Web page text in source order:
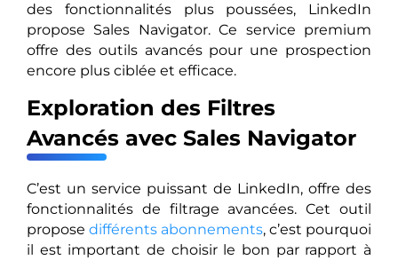
des fonctionnalités plus poussées, LinkedIn
propose Sales Navigator. Ce service premium
offre des outils avancés pour une prospection
encore plus ciblée et efficace.
Exploration des Filtres
Avancés avec Sales Navigator
C’est un service puissant de LinkedIn, offre des
fonctionnalités de filtrage avancées. Cet outil
propose différents abonnements, c’est pourquoi
il est important de choisir le bon par rapport à